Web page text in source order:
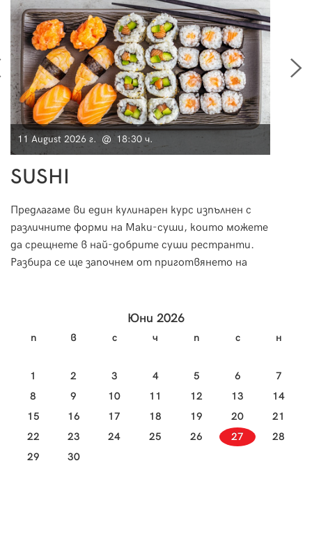
11 August 2026 г. @ 18:30 ч.
SUSHI
Предлагаме ви един кулинарен курс изпълнен с
различните форми на Маки-суши, които можете
да срещнете в най-добрите суши рестранти.
Разбира се ще започнем от приготвянето на
Юни 2026
п в с ч п с н
1 2 3 4 5 6
7
8
9 10 11 12 13
14
15
16 17 18 19 20
21
22
23 24 25 26 27
28
29
30